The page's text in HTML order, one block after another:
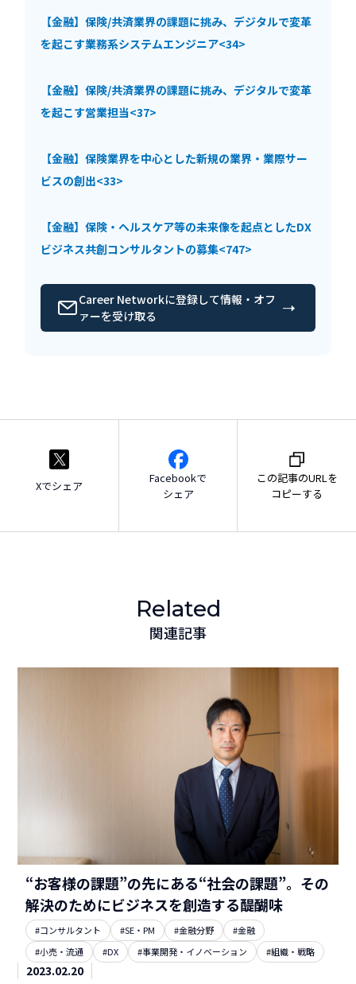
【金融】保険/共済業界の課題に挑み、デジタルで変革
を起こす業務系システムエンジニア<34>
【金融】保険/共済業界の課題に挑み、デジタルで変革
を起こす営業担当<37>
【金融】保険業界を中心とした新規の業界・業際サー
ビスの創出<33>
【金融】保険・ヘルスケア等の未来像を起点としたDX
ビジネス共創コンサルタントの募集<747>
Career Networkに登録して情報・オフ
ァーを受け取る
Xでシェア
Facebookで
シェア
この記事のURLを
コピーする
Related
関連記事
“お客様の課題”の先にある“社会の課題”。その
解決のためにビジネスを創造する醍醐味
#コンサルタント #SE・PM #金融分野
#金融
#小売・流通
#DX #事業開発・イノベーション #組織・戦略
2023.02.20